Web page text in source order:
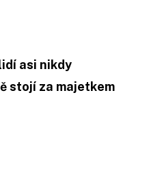
asi nikdy
stojí za majetkem